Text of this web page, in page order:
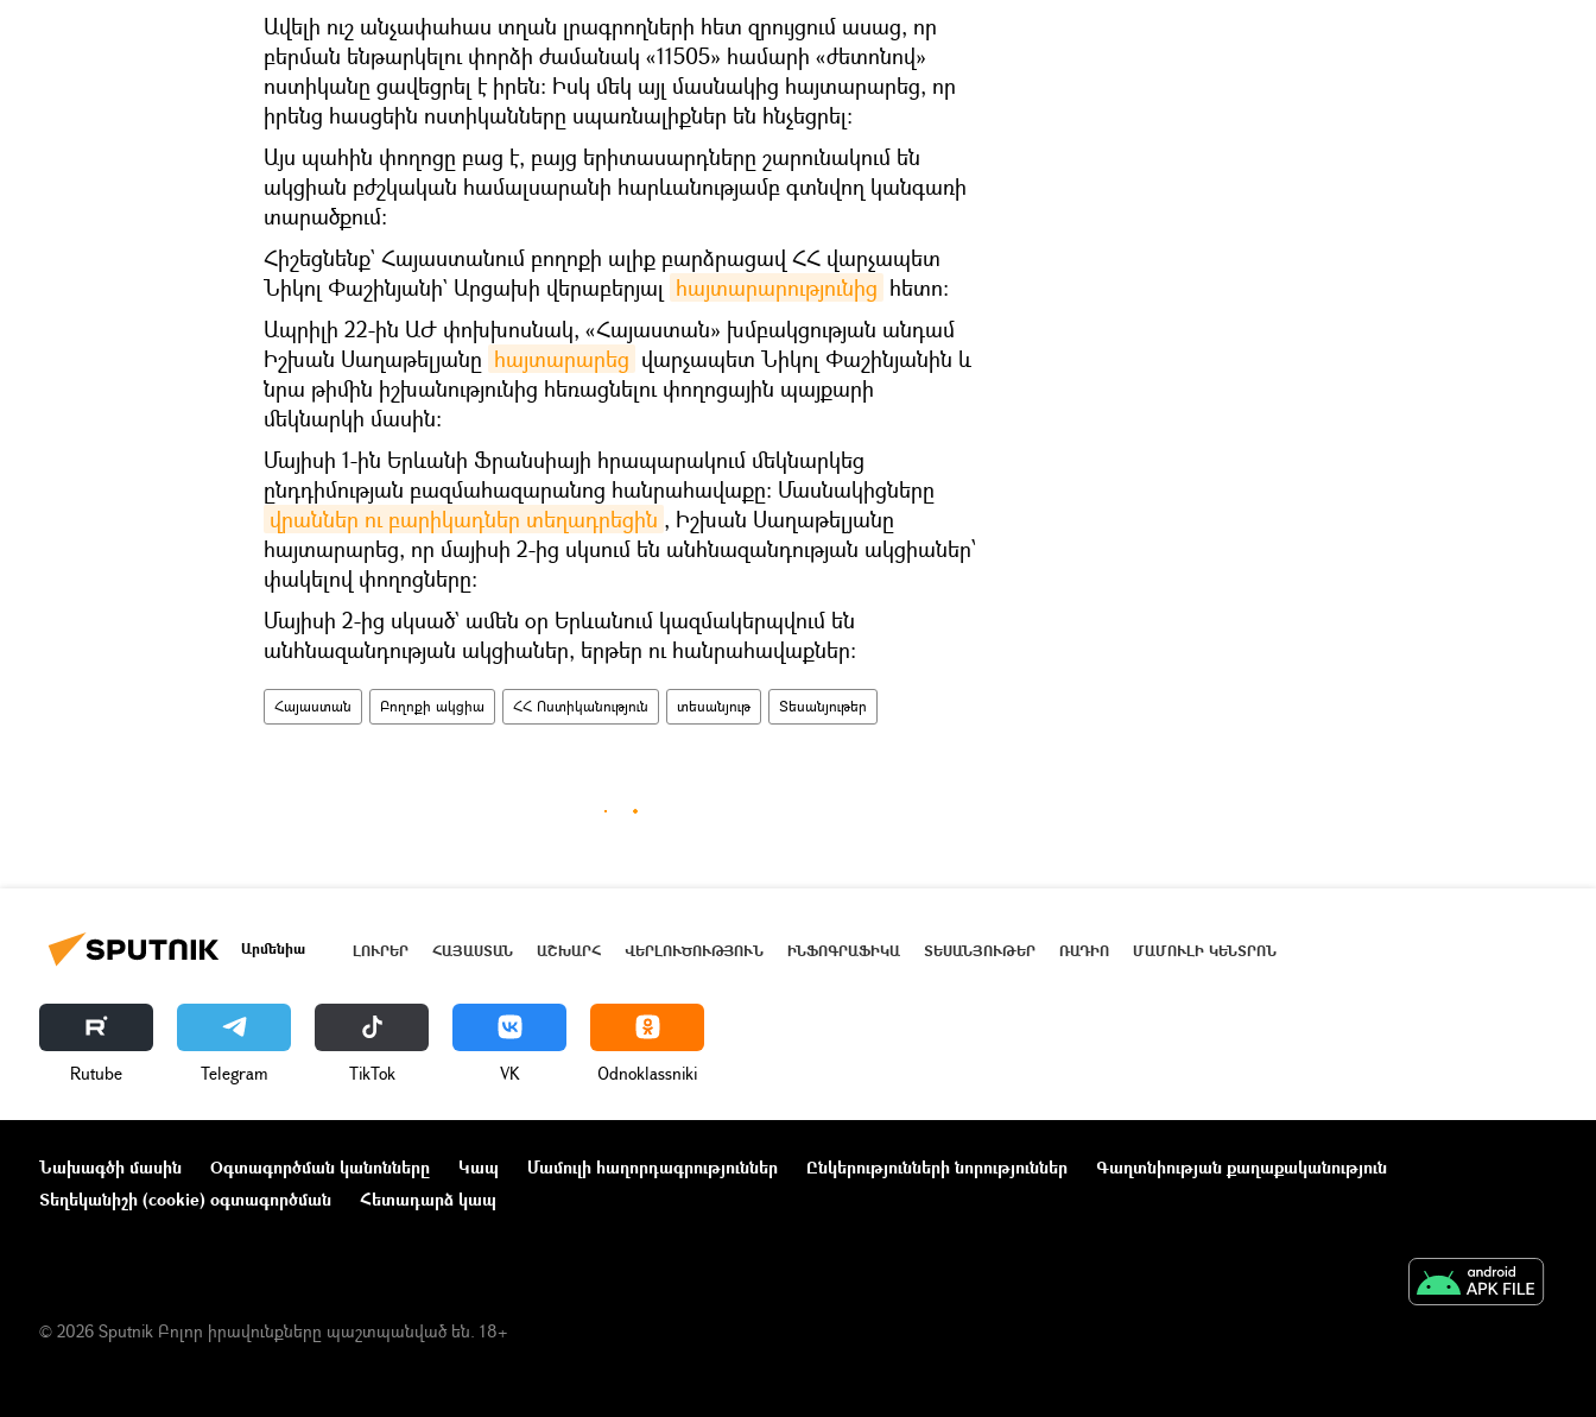
Ավելի ուշ անչափահաս տղան լրագրողների հետ զրույցում ասաց, որ
բերման ենթարկելու փորձի ժամանակ «11505» համարի «ժետոնով»
ոստիկանը ցավեցրել է իրեն։ Իսկ մեկ այլ մասնակից հայտարարեց, որ
իրենց հասցեին ոստիկանները սպառնալիքներ են հնչեցրել։
Այս պահին փողոցը բաց է, բայց երիտասարդները շարունակում են
ակցիան բժշկական համալսարանի հարևանությամբ գտնվող կանգառի
տարածքում։
Հիշեցնենք` Հայաստանում բողոքի ալիք բարձրացավ ՀՀ վարչապետ
Նիկոլ Փաշինյանի` Արցախի վերաբերյալ հայտարարությունից հետո։
Ապրիլի 22-ին ԱԺ փոխխոսնակ, «Հայաստան» խմբակցության անդամ
Իշխան Սաղաթելյանը հայտարարեց վարչապետ Նիկոլ Փաշինյանին և
նրա թիմին իշխանությունից հեռացնելու փողոցային պայքարի
մեկնարկի մասին։
Մայիսի 1-ին Երևանի Ֆրանսիայի հրապարակում մեկնարկեց
ընդդիմության բազմահազարանոց հանրահավաքը։ Մասնակիցները
վրաններ ու բարիկադներ տեղադրեցին , Իշխան Սաղաթելյանը
հայտարարեց, որ մայիսի 2-ից սկսում են անհնազանդության ակցիաներ՝
փակելով փողոցները։
Մայիսի 2-ից սկսած` ամեն օր Երևանում կազմակերպվում են
անհնազանդության ակցիաներ, երթեր ու հանրահավաքներ։
Հայաստան Բողոքի ակցիա ՀՀ Ոստիկանություն տեսանյութ Տեսանյութեր
Արմենիա ԼՈՒՐԵՐ ՀԱՅԱՍՏԱՆ ԱՇԽԱՐՀ ՎԵՐԼՈՒԾՈՒԹՅՈՒՆ ԻՆՖՈԳՐԱՖԻԿԱ ՏԵՍԱՆՅՈՒԹԵՐ ՌԱԴԻՈ ՄԱՄՈՒԼԻ ԿԵՆՏՐՈՆ
Rutube Telegram ТikТоk VK Odnoklassniki
Նախագծի մասին Օգտագործման կանոնները Կապ Մամուլի հաղորդագրություններ Ընկերությունների նորություններ
Գաղտնիության քաղաքականություն
Տեղեկանիշի (cookie) օգտագործման
Հետադարձ կապ
© 2026 Sputnik Բոլոր իրավունքները պաշտպանված են. 18+